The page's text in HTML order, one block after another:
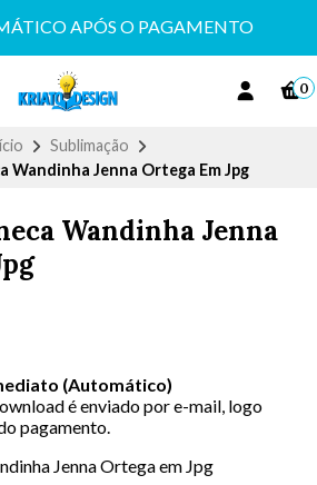
APÓS O PAGAMENTO
0
Sublimação
Wandinha Jenna Ortega Em Jpg
Wandinha Jenna
(Automático)
é enviado por e-mail, logo
pagamento.
Jenna Ortega em Jpg